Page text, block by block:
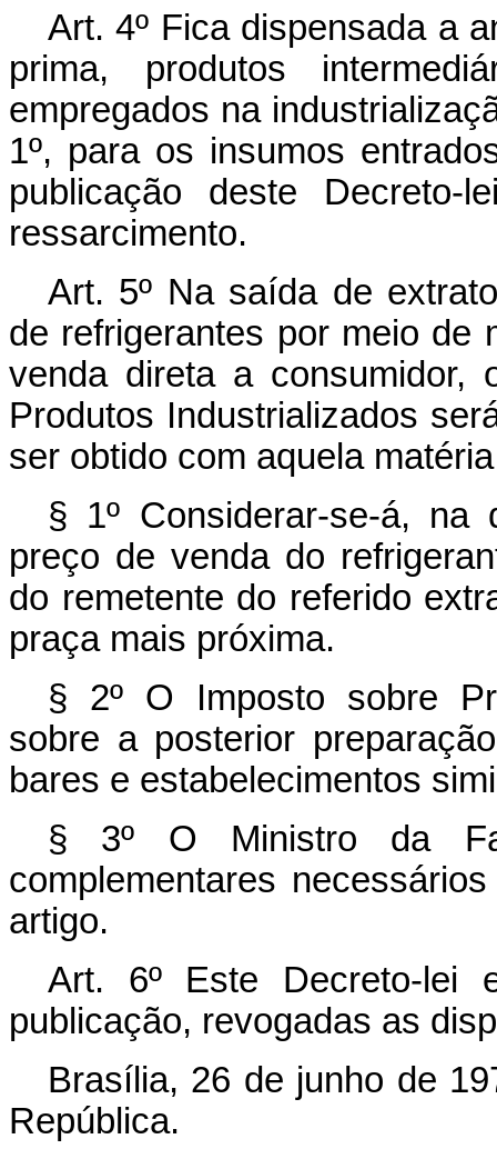
Art. 4º Fica dispensada a
prima, produtos
empregados na
1º, para os insumos
publicação deste Decreto-
ressarcimento.
Art. 5º Na saída de
de refrigerantes por meio de
venda direta a consumidor,
Produtos Industrializados
ser obtido com aquela
§ 1º Considerar-se-á, na
preço de venda do
do remetente do referido
praça mais próxima.
§ 2º O Imposto sobre
sobre a posterior
bares e estabelecimentos
§ 3º O Ministro da
complementares
artigo.
Art. 6º Este Decreto-lei
publicação, revogadas as
Brasília, 26 de junho de
República.